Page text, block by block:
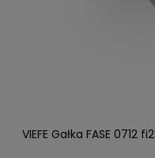
VIEFE Gałka FASE